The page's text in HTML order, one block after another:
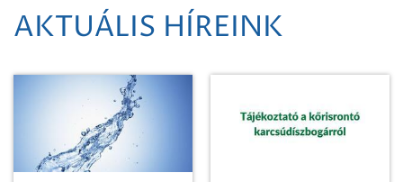
AKTUÁLIS HÍREINK